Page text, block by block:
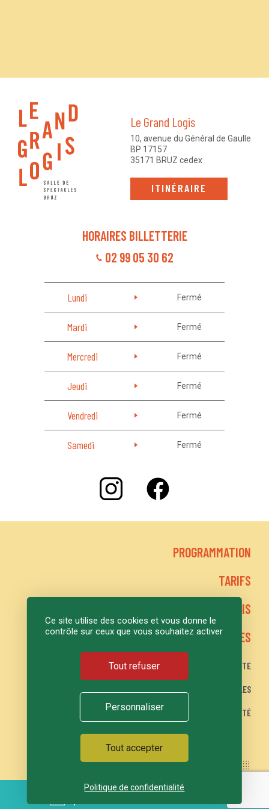
Le Grand Logis
10, avenue du Général de Gaulle
BP 17157
35171 BRUZ cedex
ITINÉRAIRE
HORAIRES BILLETTERIE
02 99 05 30 62
Lundi Fermé
Mardi Fermé
Mercredi Fermé
Jeudi Fermé
Vendredi Fermé
Samedi Fermé
PROGRAMMATION
TARIFS
LE GRAND LOGIS
ACTIONS CULTURELLES
PLAN DU SITE
MENTIONS LÉGALES
POLITIQUE DE CONFIDENTIALITÉ
Ce site utilise des cookies et vous donne le
contrôle sur ceux que vous souhaitez activer
Tout accepter
Tout refuser
Personnaliser
Politique de confidentialité